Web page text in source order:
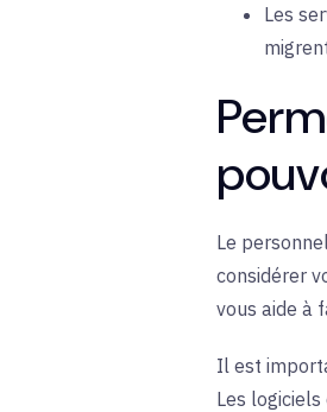
Les
Le
considérer
vous aide à
Il est
Les